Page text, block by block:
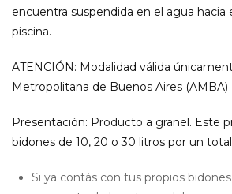
encuentra suspendida en el agua hacia
piscina.
ATENCIÓN: Modalidad válida
Metropolitana de Buenos Aires (AMBA)
Presentación: Producto a granel. Este
bidones de 10, 20 o 30 litros por un
Si ya contás con tus propios